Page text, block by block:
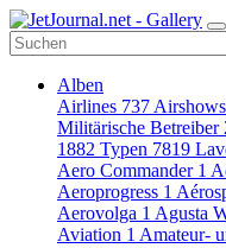
Alben
Airlines 737 Airshows
Militärische Betreiber
1882 Typen 7819
Aero Commander 1
Aeroprogress 1
Aerovolga 1 Agusta
Aviation 1 Amateur-